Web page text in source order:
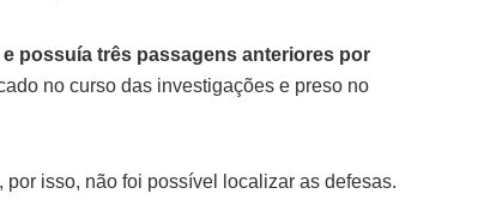
possuía três passagens anteriores por
no curso das investigações e preso no
por isso, não foi possível localizar as defesas.